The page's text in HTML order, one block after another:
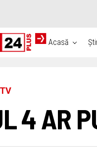
Acasă
4 AR